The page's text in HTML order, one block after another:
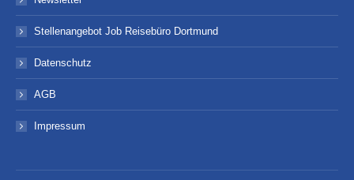
Stellenangebot Job Reisebüro Dortmund
Datenschutz
AGB
Impressum